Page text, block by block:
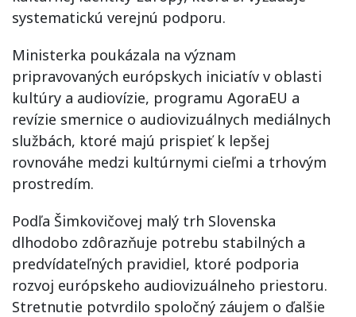
systematickú verejnú podporu.
Ministerka poukázala na význam
pripravovaných európskych iniciatív v oblasti
kultúry a audiovízie, programu AgoraEU a
revízie smernice o audiovizuálnych mediálnych
službách, ktoré majú prispieť k lepšej
rovnováhe medzi kultúrnymi cieľmi a trhovým
prostredím.
Podľa Šimkovičovej malý trh Slovenska
dlhodobo zdôrazňuje potrebu stabilných a
predvídateľných pravidiel, ktoré podporia
rozvoj európskeho audiovizuálneho priestoru.
Stretnutie potvrdilo spoločný záujem o ďalšie